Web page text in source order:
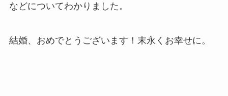
などについてわかりました。
結婚、おめでとうございます！末永くお幸せに。